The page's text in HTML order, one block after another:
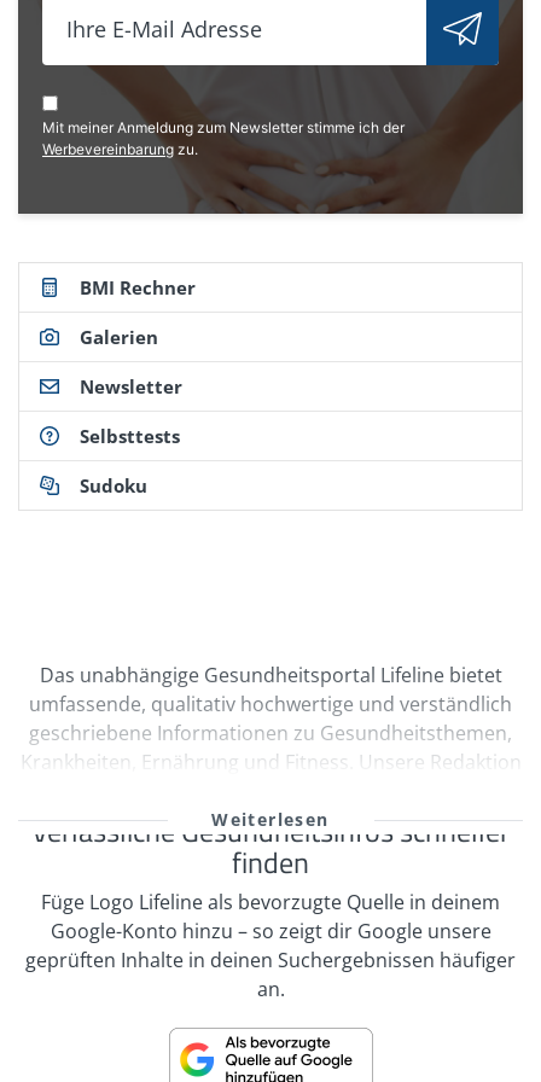
Mit meiner Anmeldung zum Newsletter stimme ich der
Werbevereinbarung zu.
BMI Rechner
Galerien
Newsletter
Selbsttests
Sudoku
Das unabhängige Gesundheitsportal Lifeline bietet
umfassende, qualitativ hochwertige und verständlich
geschriebene Informationen zu Gesundheitsthemen,
Krankheiten, Ernährung und Fitness. Unsere Redaktion
kontinuierlichen Erstellung und Qualitätssicherung
unserer Inhalte unterstützt. Viele unserer
Informationen sind multimedial mit Videos und
informativen Bildergalerien aufbereitet. Zahlreiche
Selbsttests regen zur Interaktion an. In unserem
Expertenrat und Foren zu verschiedenen
Themenbereichen können die Nutzer von Lifeline mit
Experten Themen diskutieren oder sich auch mit
anderen Nutzern austauschen. Unsere Informationen
Verlässliche Gesundheitsinfos schneller
finden
Füge Logo Lifeline als bevorzugte Quelle in deinem
Google-Konto hinzu – so zeigt dir Google unsere
geprüften Inhalte in deinen Suchergebnissen häufiger
an.